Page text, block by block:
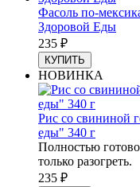
Фасоль по-
Здоровой Еды
235 ₽
КУПИТЬ
НОВИНКА
Рис со свининой
еды" 340 г
Полностью
только разогреть.
235 ₽